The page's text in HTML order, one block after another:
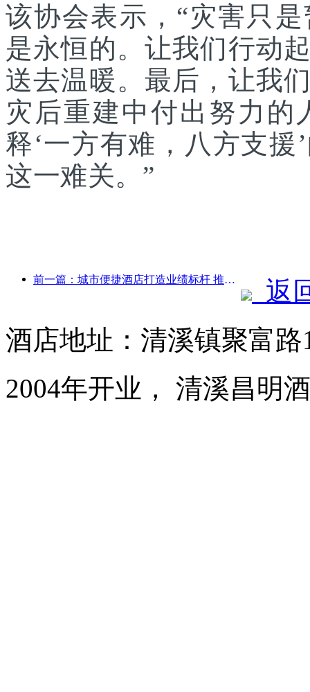
该协会表示，“灾害只
是永恒的。让我们行动
送去温暖。最后，让我
灾后重建中付出努力的
释‘一方有难，八方支
这一难关。”
前一篇：城市便捷酒店打造业绩标杆 推动行业向上发展
返
酒店地址：清溪镇聚富路
2004年开业， 清溪昌